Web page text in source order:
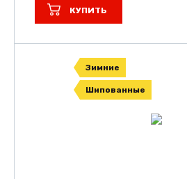
КУПИТЬ
Зимние
Шипованные